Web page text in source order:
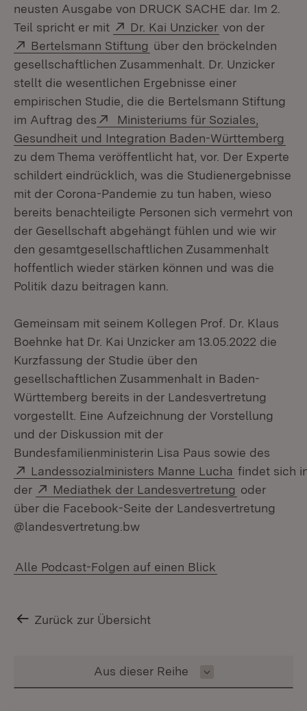
neusten Ausgabe von DRUCK SACHE dar. Im 2.
Teil spricht er mit
Extern:
Dr. Kai Unzicker (Öffnet in
von der
Extern:
Bertelsmann Stiftung (Öffnet in neuem Fenster)
über den bröckelnden
gesellschaftlichen Zusammenhalt. Dr. Unzicker
stellt die wesentlichen Ergebnisse einer
empirischen Studie, die die Bertelsmann Stiftung
im Auftrag des
Extern:
Ministeriums für Soziales,
Gesundheit und Integration Baden-Württemberg
zu dem Thema veröffentlicht hat, vor. Der Experte
schildert eindrücklich, was die Studienergebnisse
mit der Corona-Pandemie zu tun haben, wieso
bereits benachteiligte Personen sich vermehrt von
der Gesellschaft abgehängt fühlen und wie wir
den gesamtgesellschaftlichen Zusammenhalt
hoffentlich wieder stärken können und was die
Politik dazu beitragen kann.
Gemeinsam mit seinem Kollegen Prof. Dr. Klaus
Boehnke hat Dr. Kai Unzicker am 13.05.2022 die
Kurzfassung der Studie über den
gesellschaftlichen Zusammenhalt in Baden-
Württemberg bereits in der Landesvertretung
vorgestellt. Eine Aufzeichnung der Vorstellung
und der Diskussion mit der
Bundesfamilienministerin Lisa Paus sowie des
Extern:
Landessozialministers Manne Lucha (Öffnet in
findet sich
der
Extern:
Mediathek der Landesvertretung (Öffnet in
oder
über die Facebook-Seite der Landesvertretung
@landesvertretung.bw
Alle Podcast-Folgen auf einen Blick
Zurück zur Übersicht
Inhalt auswählen
Aus dieser Reihe